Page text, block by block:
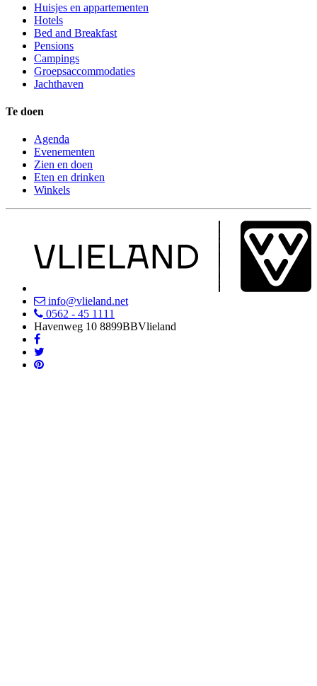
Huisjes en appartementen
Hotels
Bed and Breakfast
Pensions
Campings
Groepsaccommodaties
Jachthaven
Te doen
Agenda
Evenementen
Zien en doen
Eten en drinken
Winkels
info@vlieland.net
0562 - 45 1111
Havenweg 10 8899BBVlieland